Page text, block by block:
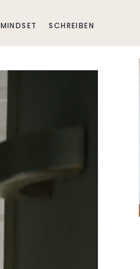
MINDSET SCHREIBEN